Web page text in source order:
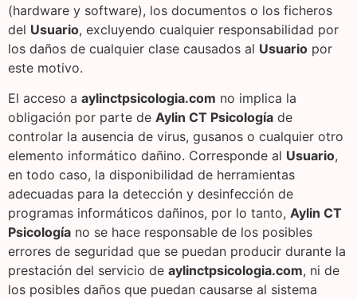
(hardware y software), los documentos o los ficheros
del Usuario, excluyendo cualquier responsabilidad por
los daños de cualquier clase causados al Usuario por
este motivo.
El acceso a aylinctpsicologia.com no implica la
obligación por parte de Aylin CT Psicología de
controlar la ausencia de virus, gusanos o cualquier otro
elemento informático dañino. Corresponde al Usuario,
en todo caso, la disponibilidad de herramientas
adecuadas para la detección y desinfección de
programas informáticos dañinos, por lo tanto, Aylin CT
Psicología no se hace responsable de los posibles
errores de seguridad que se puedan producir durante la
prestación del servicio de aylinctpsicologia.com, ni de
los posibles daños que puedan causarse al sistema